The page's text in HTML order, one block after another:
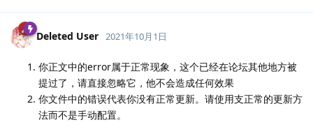
Deleted User 2021年10月1日
你正文中的error属于正常现象，这个已经在论坛其他地方被
提过了，请直接忽略它，他不会造成任何效果
你文件中的错误代表你没有正常更新。请使用支正常的更新方
法而不是手动配置。